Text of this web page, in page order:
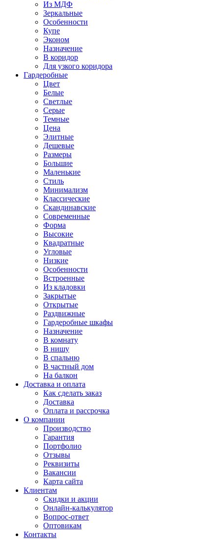
Из МДФ
Зеркальные
Особенности
Купе
Эконом
Назначение
В коридор
Для узкого коридора
Гардеробные
Цвет
Белые
Светлые
Серые
Темные
Цена
Элитные
Дешевые
Размеры
Большие
Маленькие
Стиль
Минимализм
Классические
Скандинавские
Современные
Форма
Высокие
Квадратные
Угловые
Низкие
Особенности
Встроенные
Из кладовки
Закрытые
Открытые
Раздвижные
Гардеробные шкафы
Назначение
В комнату
В нишу
В спальню
В частный дом
На балкон
Доставка и оплата
Как сделать заказ
Доставка
Оплата и рассрочка
О компании
Производство
Гарантия
Портфолио
Отзывы
Реквизиты
Вакансии
Карта сайта
Клиентам
Скидки и акции
Онлайн-калькулятор
Вопрос-ответ
Оптовикам
Контакты